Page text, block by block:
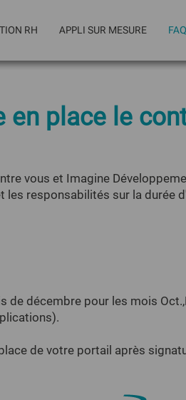
MES
INTERVENTIONS
MA GED
RH APPLI SUR MESURE FAQ
en place le
vous et Imagine
responsabilités sur la durée
décembre pour les mois
de votre portail après